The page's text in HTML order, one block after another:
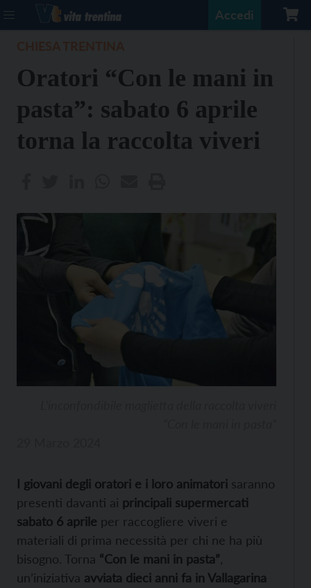
Accedi
Oratori “Con le mani in
pasta”: sabato 6 aprile
torna la raccolta viveri
I giovani degli oratori e i loro animatori saranno
presenti davanti ai principali supermercati
sabato 6 aprile per raccogliere viveri e
materiali di prima necessità per chi ne ha più
bisogno. Torna “Con le mani in pasta”
un’iniziativa avviata dieci anni fa in Vallagarina